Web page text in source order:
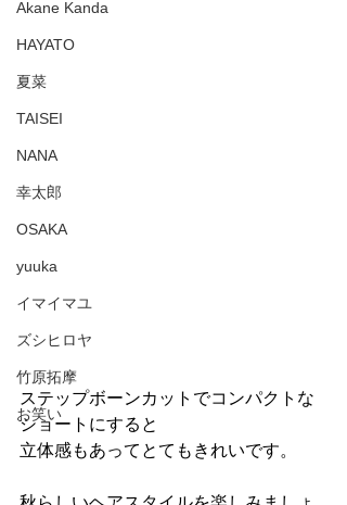
Akane Kanda
HAYATO
夏菜
TAISEI
NANA
幸太郎
OSAKA
yuuka
イマイマユ
ズシヒロヤ
竹原拓摩
お笑い
ステップボーンカットでコンパクトな
ショートにすると
立体感もあってとてもきれいです。